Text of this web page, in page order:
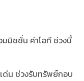
มมิชชั่น ค่าโอที ช่วงนี้
ด่น ช่วงรับทรัพย์กอบ